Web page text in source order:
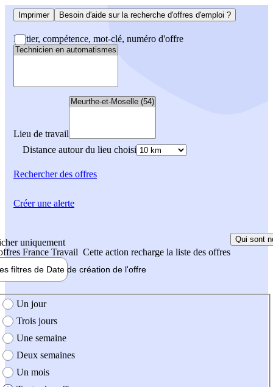
Imprimer Besoin d'aide sur la recherche d'offres d'emploi ?
Métier, compétence, mot-clé, numéro d'offre
Lieu de travail
Distance autour du lieu choisi
Rechercherdes offres
uniquement
France Travail Cette action recharge la liste des offres
Qui sont
filtres de Date de création de l'offre
création de l'offre
Un jour
Trois jours
Une semaine
Deux semaines
Un mois
Créer une alerte